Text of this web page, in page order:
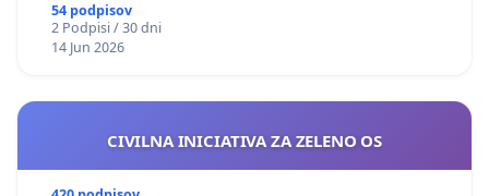
54 podpisov
2 Podpisi / 30 dni
14 Jun 2026
CIVILNA INICIATIVA ZA ZELENO OS